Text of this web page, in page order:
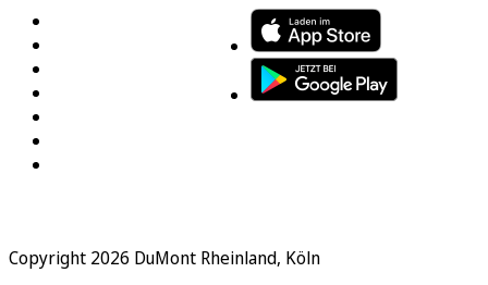
Copyright 2026 DuMont Rheinland, Köln